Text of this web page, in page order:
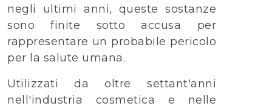
negli ultimi anni, queste sostanze
sono finite sotto accusa per
rappresentare un probabile pericolo
per la salute umana.
Utilizzati da oltre settant'anni
nell'industria cosmetica e nelle